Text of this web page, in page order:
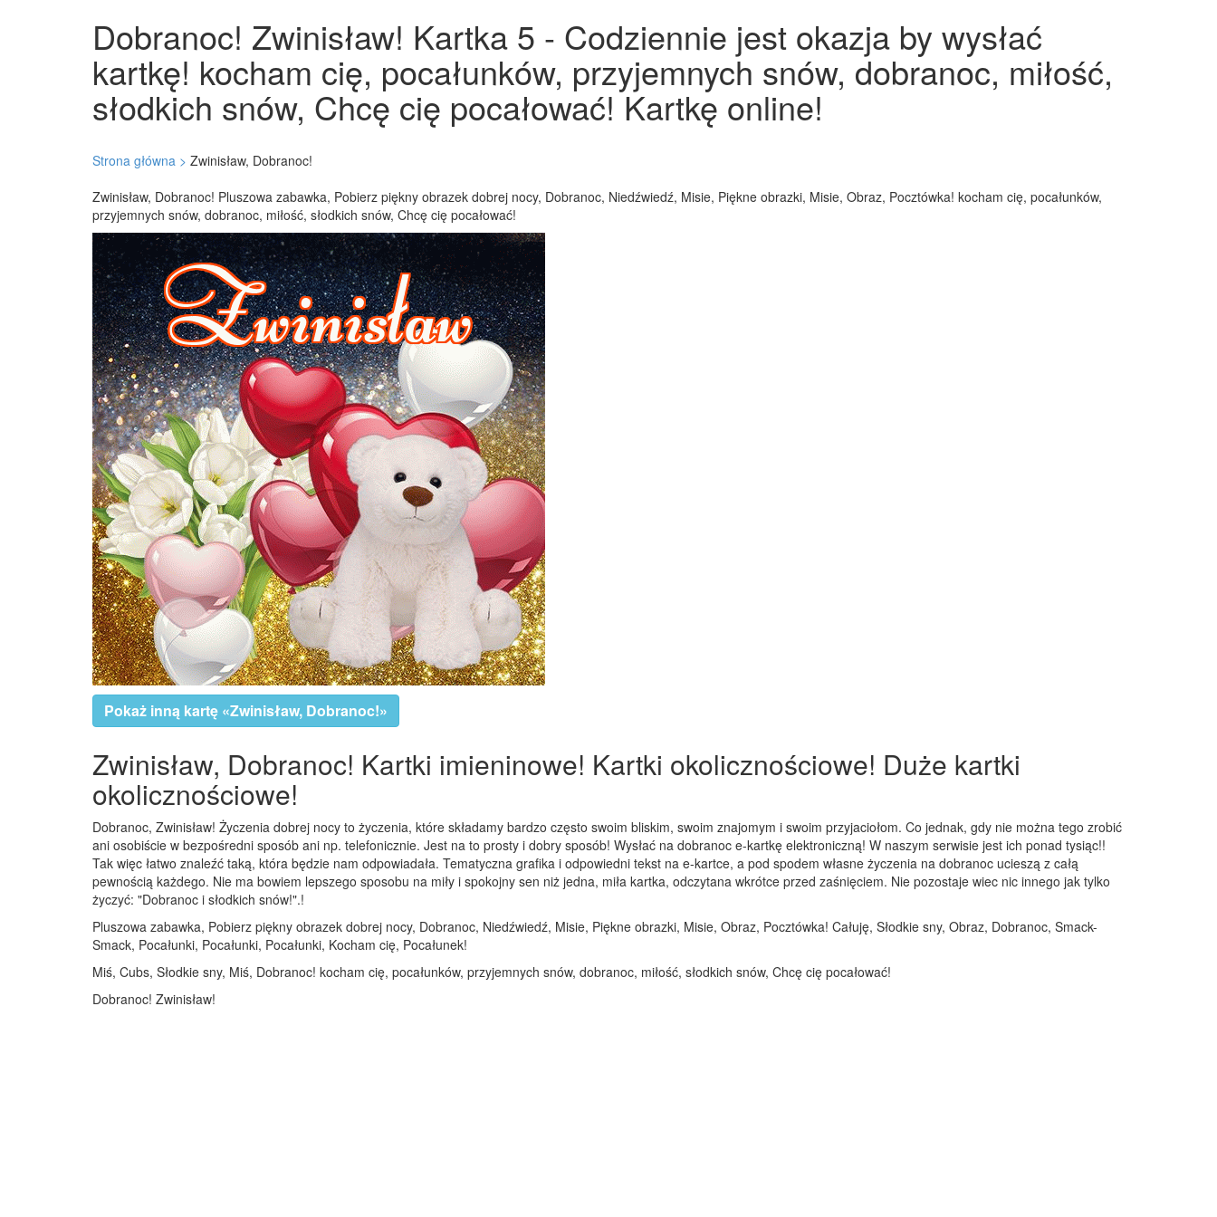
Dobranoc! Zwinisław! Kartka 5 - Codziennie jest okazja by wysłać
kartkę! kocham cię, pocałunków, przyjemnych snów, dobranoc, miłość,
słodkich snów, Chcę cię pocałować! Kartkę online!
Strona główna > Zwinisław, Dobranoc!
Zwinisław, Dobranoc! Pluszowa zabawka, Pobierz piękny obrazek dobrej nocy, Dobranoc, Niedźwiedź, Misie, Piękne obrazki, Misie, Obraz, Pocztówka! kocham cię, pocałunków,
przyjemnych snów, dobranoc, miłość, słodkich snów, Chcę cię pocałować!
Pokaż inną kartę «Zwinisław, Dobranoc!»
Zwinisław, Dobranoc! Kartki imieninowe! Kartki okolicznościowe! Duże kartki
okolicznościowe!
Dobranoc, Zwinisław! Życzenia dobrej nocy to życzenia, które składamy bardzo często swoim bliskim, swoim znajomym i swoim przyjaciołom. Co jednak, gdy nie można tego zrobić
ani osobiście w bezpośredni sposób ani np. telefonicznie. Jest na to prosty i dobry sposób! Wysłać na dobranoc e-kartkę elektroniczną! W naszym serwisie jest ich ponad tysiąc!!
Tak więc łatwo znaleźć taką, która będzie nam odpowiadała. Tematyczna grafika i odpowiedni tekst na e-kartce, a pod spodem własne życzenia na dobranoc ucieszą z całą
pewnością każdego. Nie ma bowiem lepszego sposobu na miły i spokojny sen niż jedna, miła kartka, odczytana wkrótce przed zaśnięciem. Nie pozostaje wiec nic innego jak tylko
życzyć: "Dobranoc i słodkich snów!".!
Pluszowa zabawka, Pobierz piękny obrazek dobrej nocy, Dobranoc, Niedźwiedź, Misie, Piękne obrazki, Misie, Obraz, Pocztówka! Całuję, Słodkie sny, Obraz, Dobranoc, Smack-
Smack, Pocałunki, Pocałunki, Pocałunki, Kocham cię, Pocałunek!
Miś, Cubs, Słodkie sny, Miś, Dobranoc! kocham cię, pocałunków, przyjemnych snów, dobranoc, miłość, słodkich snów, Chcę cię pocałować!
Dobranoc! Zwinisław!